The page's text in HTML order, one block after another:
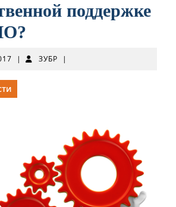
поддержке
28
2017
| ЗУБР ЗУБР
|